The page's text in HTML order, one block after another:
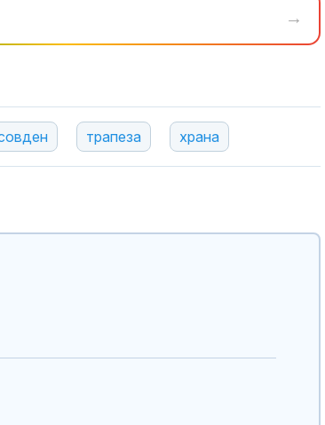
→
трапеза храна